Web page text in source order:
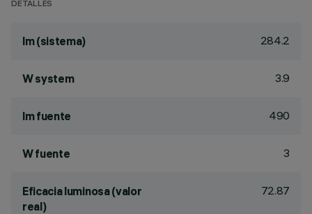
DETALLES
lm (sistema) 284.2
W system 3.9
lm fuente 490
W fuente 3
Eficacia luminosa (valor
real)
72.87